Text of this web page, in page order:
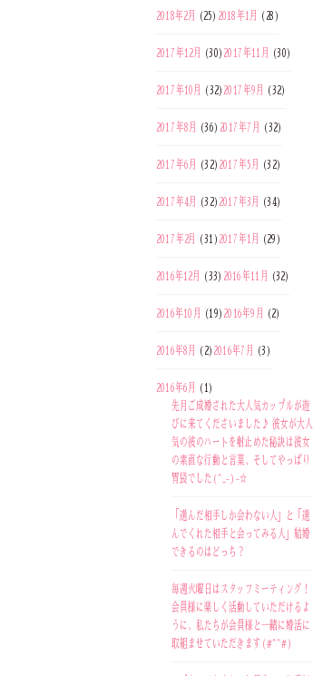
2018年2月 (25) 2018年1月 (28)
2017年12月 (30) 2017年11月 (30)
2017年10月 (32) 2017年9月 (32)
2017年8月 (36) 2017年7月 (32)
2017年6月 (32) 2017年5月 (32)
2017年4月 (32) 2017年3月 (34)
2017年2月 (31) 2017年1月 (29)
2016年12月 (33) 2016年11月 (32)
2016年10月 (19) 2016年9月 (2)
2016年8月 (2) 2016年7月 (3)
2016年6月 (1)
先月ご成婚された大人気カップルが遊
びに来てくださいました♪ 彼女が大人
気の彼のハートを射止めた秘訣は彼女
の素直な行動と言葉、そしてやっぱり
胃袋でした(^_-)-☆
「選んだ相手しか会わない人」と「選
んでくれた相手と会ってみる人」結婚
できるのはどっち？
毎週火曜日はスタッフミーティング！
会員様に楽しく活動していただけるよ
うに、私たちが会員様と一緒に婚活に
取組ませていただきます(#^^#)